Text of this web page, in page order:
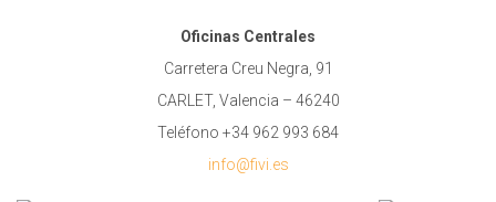
Oficinas Centrales
Carretera Creu Negra, 91
CARLET, Valencia – 46240
Teléfono +34 962 993 684
info@fivi.es